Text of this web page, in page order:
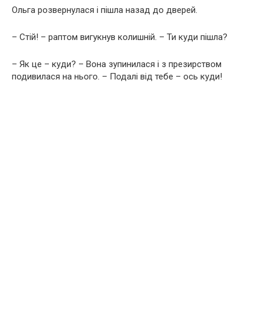
Ольга розвернулася і пішла назад до дверей.
– Стій! – раптом вигукнув колишній. – Ти куди пішла?
– Як це – куди? – Вона зупинилася і з презирством
подивилася на нього. – Подалі від тебе – ось куди!